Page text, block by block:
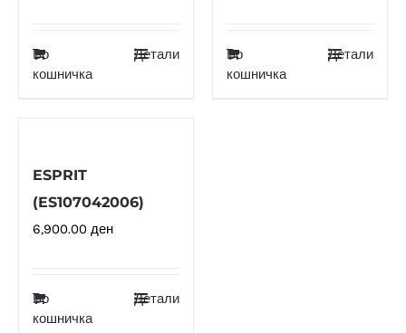
Во
кошничка
Детали
Во
кошничка
Детали
ESPRIT
(ES107042006)
6,900.00 ден
Во
кошничка
Детали